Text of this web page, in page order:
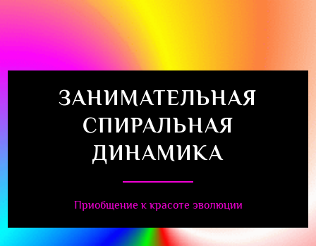
ЗАНИМАТЕЛЬНАЯ
СПИРАЛЬНАЯ
ДИНАМИКА
Приобщение к красоте эволюции